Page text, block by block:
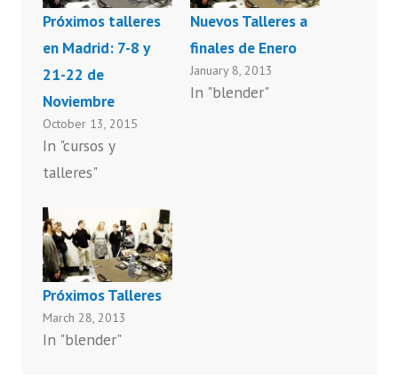
Próximos talleres
en Madrid: 7-8 y
21-22 de
Noviembre
October 13, 2015
In "cursos y
talleres"
Nuevos Talleres a
finales de Enero
January 8, 2013
In "blender"
Próximos Talleres
March 28, 2013
In "blender"